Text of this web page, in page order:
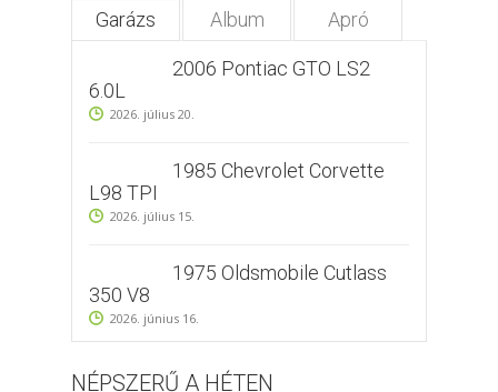
Garázs Album Apró
2006 Pontiac GTO LS2
6.0L
2026. július 20.
1985 Chevrolet Corvette
L98 TPI
2026. július 15.
1975 Oldsmobile Cutlass
350 V8
2026. június 16.
NÉPSZERŰ A HÉTEN